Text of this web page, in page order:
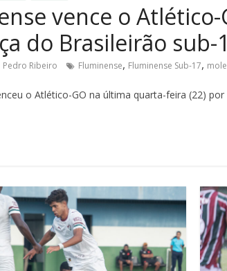
vence o
do Brasileirão sub-
Pedro Ribeiro Fluminense, Fluminense Sub-17,
o Atlético-GO na última quarta-feira (22)